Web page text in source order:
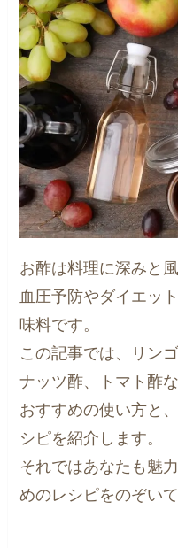
お酢は料理に深みと
血圧予防やダイエッ
味料です。
この記事では、リン
ナッツ酢、トマト酢
おすすめの使い方と
シピを紹介します。
それではあなたも魅
めのレシピをのぞい